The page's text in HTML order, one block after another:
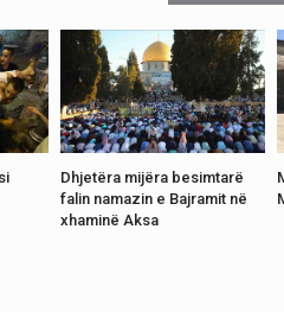
Dhjetëra mijëra besimtarë
falin namazin e Bajramit në
xhaminë Aksa